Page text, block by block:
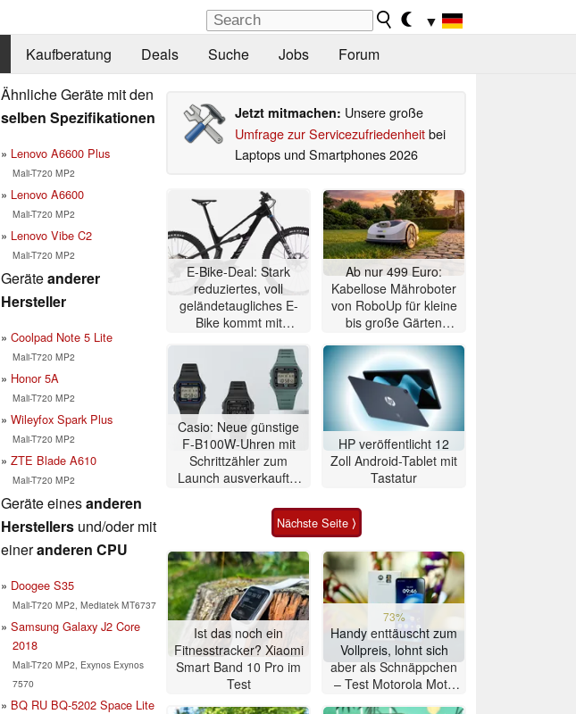
▼
Kaufberatung Deals Suche Jobs Forum
Ähnliche Geräte mit den
selben Spezifikationen
Lenovo A6600 Plus
Mali-T720 MP2
Lenovo A6600
Mali-T720 MP2
Lenovo Vibe C2
Mali-T720 MP2
Geräteanderer
Hersteller
Coolpad Note 5 Lite
Mali-T720 MP2
Honor 5A
Mali-T720 MP2
Wileyfox Spark Plus
Mali-T720 MP2
ZTE Blade A610
Mali-T720 MP2
Geräte einesanderen
Herstellers und/oder mit
eineranderen CPU
Doogee S35
Mali-T720 MP2, Mediatek MT6737
Samsung Galaxy J2 Core
2018
Mali-T720 MP2, Exynos Exynos
7570
BQ RU BQ-5202 Space Lite
Jetzt mitmachen: Unsere große
Umfrage zur Servicezufriedenheitbei
Laptops und Smartphones 2026
E-Bike-Deal: Stark
reduziertes, voll
geländetaugliches E-
Bike kommt mit
Ab nur 499 Euro:
Kabellose Mähroboter
von RoboUp für kleine
bis große Gärten
Casio: Neue günstige
F-B100W-Uhren mit
Schrittzähler zum
Launch ausverkauft –
HP veröffentlicht 12
Zoll Android-Tablet mit
Tastatur
Nächste Seite ⟩
Ist das noch ein
Fitnesstracker? Xiaomi
Smart Band 10 Pro im
Test
73%
Handy enttäuscht zum
Vollpreis, lohnt sich
aber als Schnäppchen
– Test Motorola Moto